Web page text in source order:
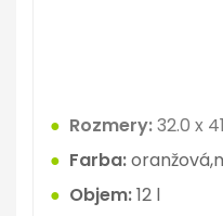
● Rozmery:32.0 x
● Farba:
● Objem:12 l